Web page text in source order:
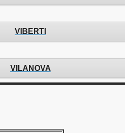
VIBERTI
VILANOVA